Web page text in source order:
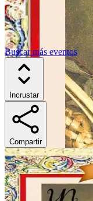
Buscar más eventos
Incrustar
Compartir